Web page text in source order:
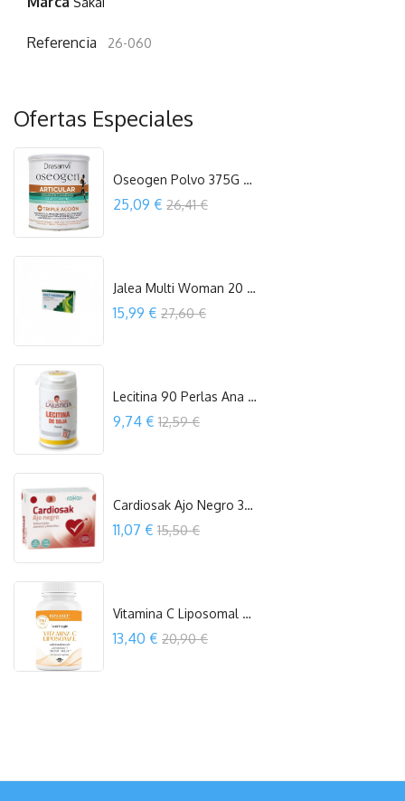
Referencia 26-060
Ofertas Especiales
Oseogen Polvo 375G Drasanvi
Precio
25,09 € 26,41 €
Jalea Multi Woman 20 Viales Espadiet
Precio
15,99 € 27,60 €
Lecitina 90 Perlas Ana Maria Lajusticia
Precio
9,74 € 12,59 €
Cardiosak Ajo Negro 30 Cápsulas Sakai
Precio
11,07 € 15,50 €
Vitamina C Liposomal 90 Capsulas...
Precio
13,40 € 20,90 €